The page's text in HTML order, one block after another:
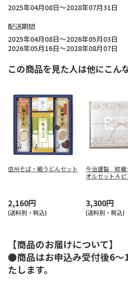
2025年04月08日～2028年07月31日
配送期間
2025年04月08日～2026年05月03日
2026年05月16日～2028年08月07日
この商品を見た人は他にこん
信州そば・細うどんセット
2,160円
(送料別・税込)
今治謹製 紋
オルセットＡピ
3,300円
(送料別・税込)
【商品のお届けについて】
●商品はお申込み受付後6～
たします。